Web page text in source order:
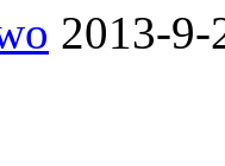
2013-9-